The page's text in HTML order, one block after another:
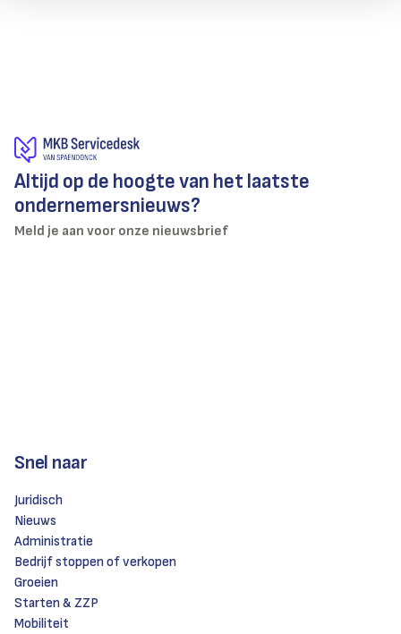
Altijd op de hoogte van het laatste
ondernemersnieuws?
Meld je aan voor onze nieuwsbrief
Snel naar
Juridisch
Nieuws
Administratie
Bedrijf stoppen of verkopen
Groeien
Starten & ZZP
Mobiliteit